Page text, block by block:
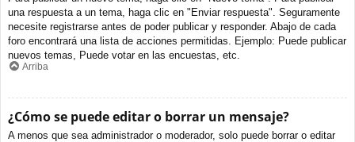
una respuesta a un tema, haga clic en "Enviar respuesta". Seguramente
necesite registrarse antes de poder publicar y responder. Abajo de cada
foro encontrará una lista de acciones permitidas. Ejemplo: Puede publicar
nuevos temas, Puede votar en las encuestas, etc.
Arriba
¿Cómo se puede editar o borrar un mensaje?
A menos que sea administrador o moderador, solo puede borrar o editar